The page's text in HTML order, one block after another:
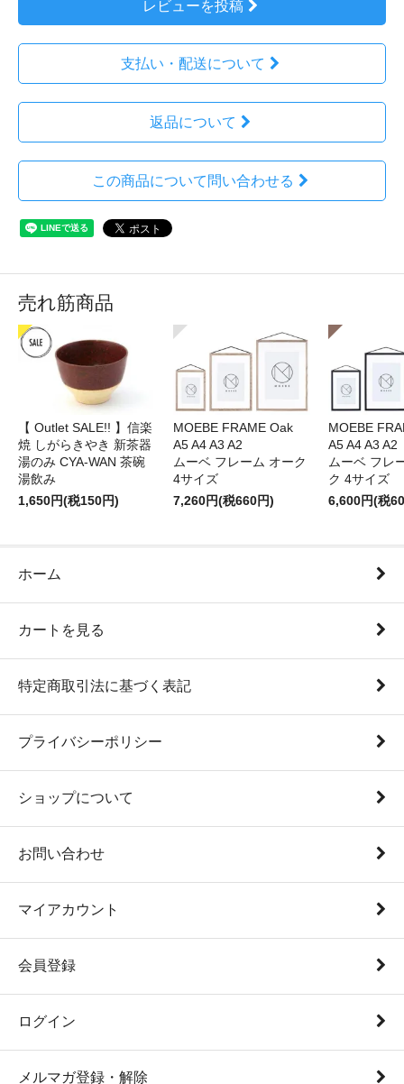
レビューを投稿
支払い・配送について
返品について
この商品について問い合わせる
売れ筋商品
【 Outlet SALE!! 】信楽
焼 しがらきやき 新茶器
湯のみ CYA-WAN 茶碗
湯飲み
1,650円(税150円)
MOEBE FRAME Oak
A5 A4 A3 A2
ムーベ フレーム オーク
4サイズ
7,260円(税660円)
MOEBE
A5 A4 A3 A2
ムーベ フレ
ク 4サイズ
6,600円(税
ホーム
カートを見る
特定商取引法に基づく表記
プライバシーポリシー
ショップについて
お問い合わせ
マイアカウント
会員登録
ログイン
メルマガ登録・解除